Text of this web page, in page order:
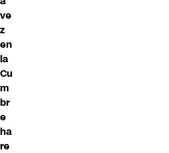
ve
z
en
la
Cu
m
br
e
ha
re